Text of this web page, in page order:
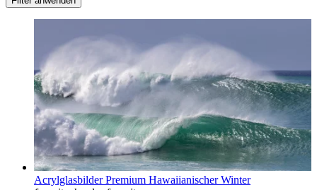
Acrylglasbilder Premium Hawaiianischer Winter